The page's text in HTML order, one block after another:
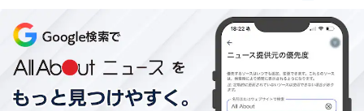
洞内が外の寒さから解放される『天然の温室』になるこ
と、都心から近いのに本格的な秘境体験ができる非日常
感、幻想的なライトアップと水滴が落ちる音の神秘性、
混雑が少なく落ち着いて探検できる点、奥多摩の雪景色
とのコントラストなどが挙げられます。雨が少ない冬は